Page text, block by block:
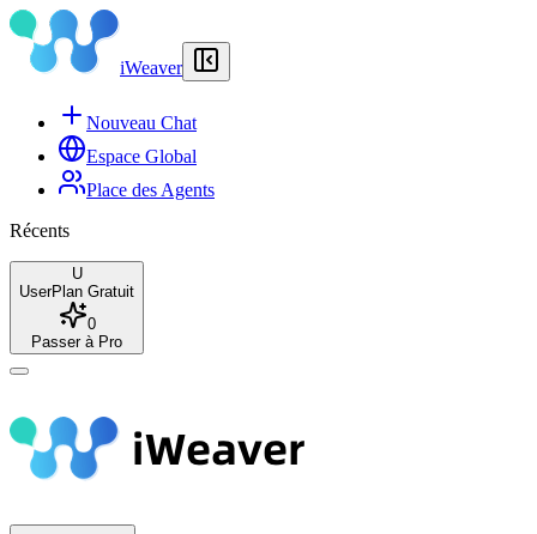
iWeaver
Nouveau Chat
Espace Global
Place des Agents
Récents
U
UserPlan Gratuit
0
Passer à Pro